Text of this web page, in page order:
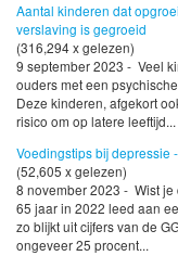
Aantal kinderen dat
verslaving is gegroeid
(316,294 x gelezen)
9 september 2023 - Veel
ouders met een
Deze kinderen, afgekort
risico om op latere leeftijd...
Voedingstips bij depressie
(52,605 x gelezen)
8 november 2023 - Wist
65 jaar in 2022 leed aan
zo blijkt uit cijfers van de
ongeveer 25 procent...